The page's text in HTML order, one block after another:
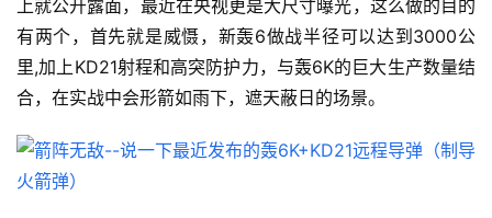
上就公开露面，最近在央视更是大尺寸曝光，这么做的目的
有两个，首先就是威慑，新轰6做战半径可以达到3000公
里,加上KD21射程和高突防护力，与轰6K的巨大生产数量结
合，在实战中会形箭如雨下，遮天蔽日的场景。